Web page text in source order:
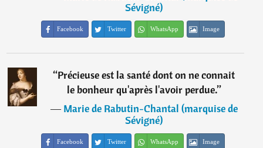
Sévigné)
Facebook Twitter WhatsApp Image
“Précieuse est la santé dont on ne connait
le bonheur qu'après l'avoir perdue.”
―Marie de Rabutin-Chantal (marquise de
Sévigné)
Facebook Twitter WhatsApp Image